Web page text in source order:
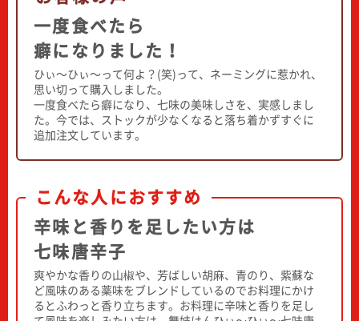
一度食べたら
癖になりました！
ひぃ～ひぃ～って何よ？(笑)って、ネーミングに惹かれ、
思い切って購入しました。
一度食べたら癖になり、七味の美味しさを、実感しまし
た。今では、ストックが少なくなると落ち着かずすぐに
追加注文しています。
こんな人におすすめ
辛味と香りを足したい方は
七味唐辛子
爽やかな香りの山椒や、芳ばしい胡麻、青のり、紫蘇な
ど風味のある薬味をブレンドしているのでお料理にかけ
るとふわっと香り立ちます。お料理に辛味と香りを足し